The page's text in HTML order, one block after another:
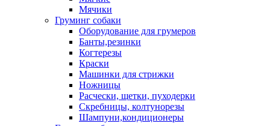
Мячики
Груминг собаки
Оборудование для грумеров
Банты,резинки
Когтерезы
Краски
Машинки для стрижки
Ножницы
Расчески, щетки, пуходерки
Скребницы, колтунорезы
Шампуни,кондиционеры